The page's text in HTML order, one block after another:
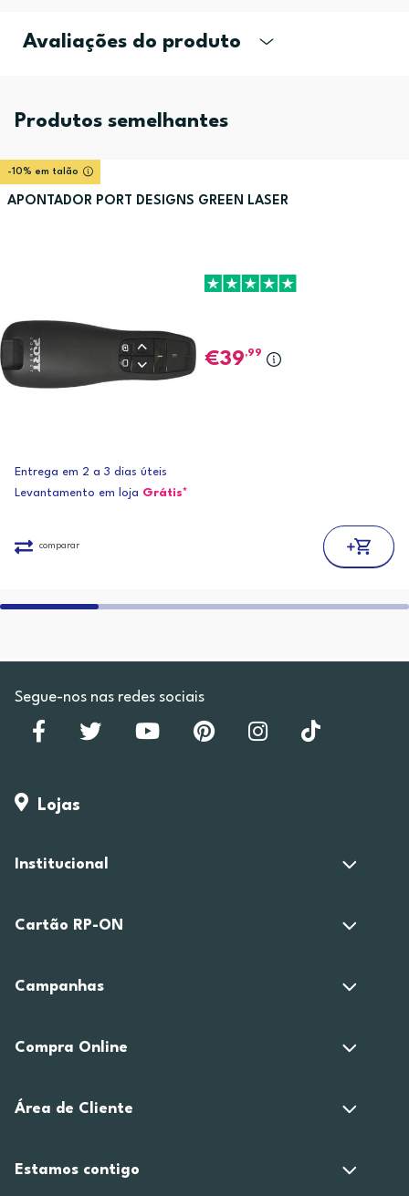
Avaliações do produto
Produtos semelhantes
-10% em talão
APONTADOR PORT DESIGNS GREEN LASER
39,99
Entrega em 2 a 3 dias úteis
Levantamento em loja Grátis*
comparar
Segue-nos nas redes sociais
Lojas
Institucional
Cartão RP-ON
Campanhas
Compra Online
Área de Cliente
Estamos contigo